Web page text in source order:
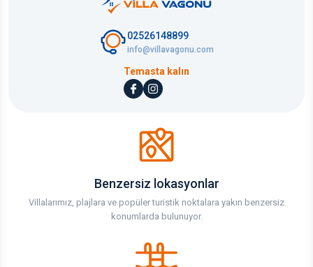
02526148899
info@villavagonu.com
Temasta kalın
Benzersiz lokasyonlar
Villalarımız, plajlara ve popüler turistik noktalara yakın benzersiz
konumlarda bulunuyor.